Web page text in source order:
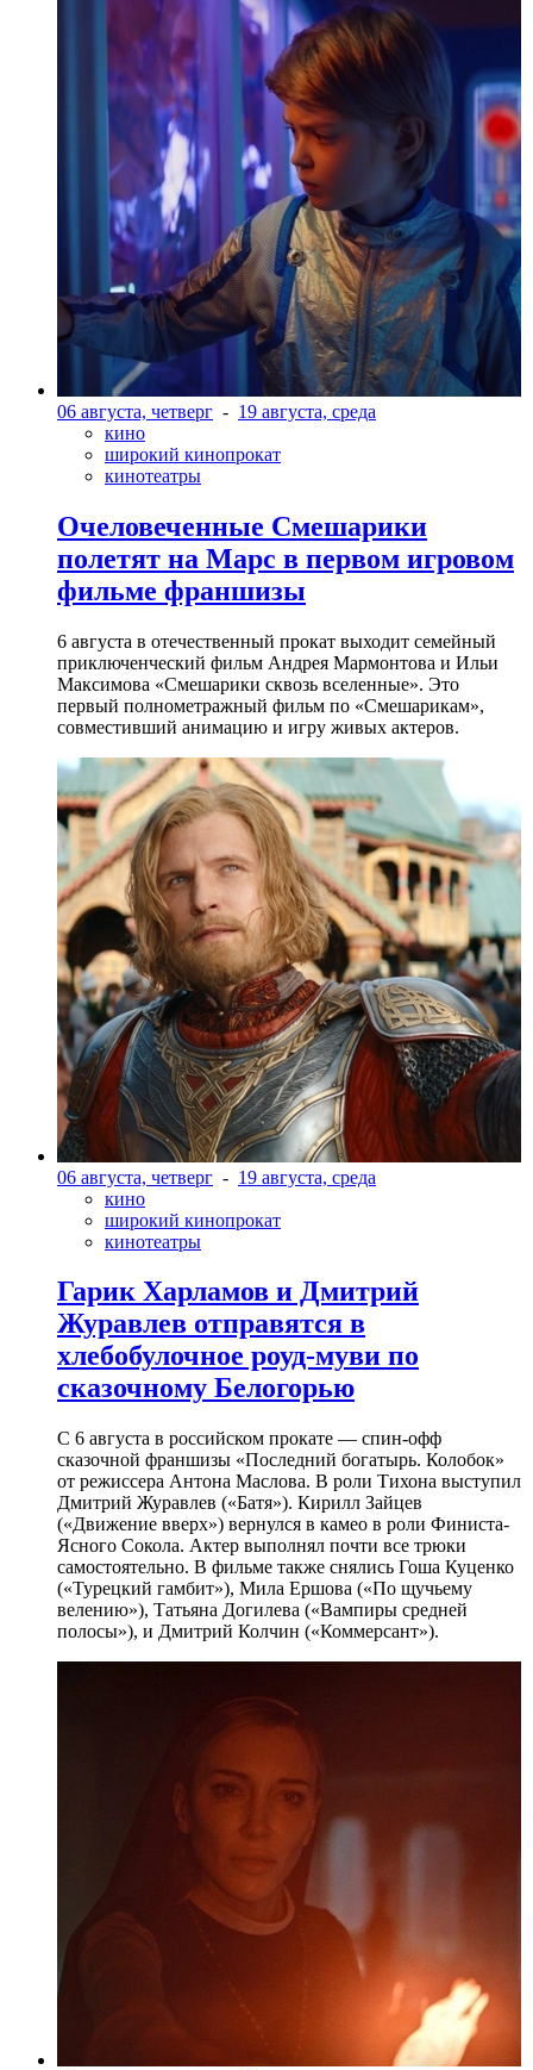
06 августа, четверг - 19 августа, среда
кино
широкий кинопрокат
кинотеатры
Очеловеченные Смешарики
полетят на Марс в первом игровом
фильме франшизы
6 августа в отечественный прокат выходит семейный
приключенческий фильм Андрея Мармонтова и Ильи
Максимова «Смешарики сквозь вселенные». Это
первый полнометражный фильм по «Смешарикам»,
совместивший анимацию и игру живых актеров.
06 августа, четверг - 19 августа, среда
кино
широкий кинопрокат
кинотеатры
Гарик Харламов и Дмитрий
Журавлев отправятся в
хлебобулочное роуд-муви по
сказочному Белогорью
С 6 августа в российском прокате — спин-офф
сказочной франшизы «Последний богатырь. Колобок»
от режиссера Антона Маслова. В роли Тихона выступил
Дмитрий Журавлев («Батя»). Кирилл Зайцев
(«Движение вверх») вернулся в камео в роли Финиста-
Ясного Сокола. Актер выполнял почти все трюки
самостоятельно. В фильме также снялись Гоша Куценко
(«Турецкий гамбит»), Мила Ершова («По щучьему
велению»), Татьяна Догилева («Вампиры средней
полосы»), и Дмитрий Колчин («Коммерсант»).